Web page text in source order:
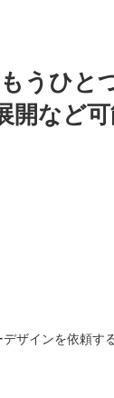
うひと
開など可
ザインを依頼す